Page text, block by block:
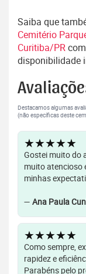
Saiba que
Cemitério
Curitiba/PR
disponibilidade
Destacamos algumas
(não específicas deste
★★★★★
Gostei muito do
muito atencioso
minhas
— Ana Paula
★★★★★
Como sempre,
rapidez e
Parabéns pelo